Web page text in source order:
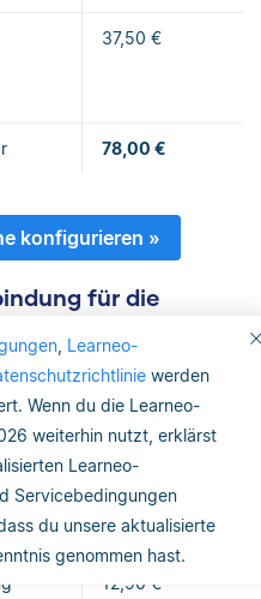
, Learneo-
werden
Wenn du die Learneo-
weiterhin nutzt, erklärst
Learneo-
Servicebedingungen
du unsere aktualisierte
genommen hast.
37,50 €
78,00 €
konfigurieren »
für die
Kosten
w)
Standardmäßig
enthalten
12,90 €